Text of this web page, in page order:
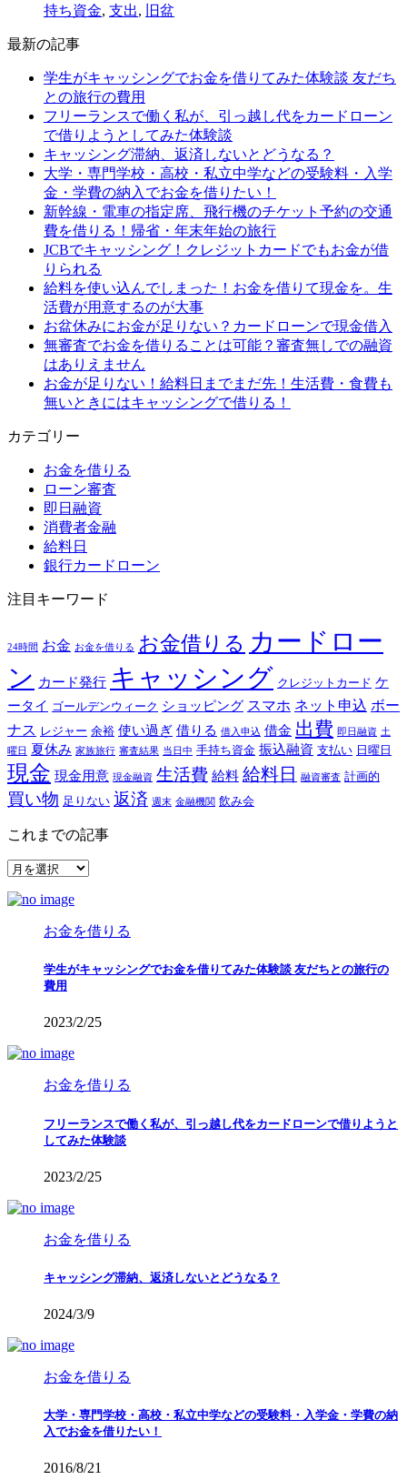
持ち資金, 支出, 旧盆
最新の記事
学生がキャッシングでお金を借りてみた体験談 友だち
との旅行の費用
フリーランスで働く私が、引っ越し代をカードローン
で借りようとしてみた体験談
キャッシング滞納、返済しないとどうなる？
大学・専門学校・高校・私立中学などの受験料・入学
金・学費の納入でお金を借りたい！
新幹線・電車の指定席、飛行機のチケット予約の交通
費を借りる！帰省・年末年始の旅行
JCBでキャッシング！クレジットカードでもお金が借
りられる
給料を使い込んでしまった！お金を借りて現金を。生
活費が用意するのが大事
お盆休みにお金が足りない？カードローンで現金借入
無審査でお金を借りることは可能？審査無しでの融資
はありえません
お金が足りない！給料日までまだ先！生活費・食費も
無いときにはキャッシングで借りる！
カテゴリー
お金を借りる
ローン審査
即日融資
消費者金融
給料日
銀行カードローン
注目キーワード
24時間 お金 お金を借りる お金借りる カードロー
ン カード発行 キャッシング クレジットカード ケ
ータイ ゴールデンウィーク ショッピング スマホ ネット申込 ボー
ナス レジャー 余裕 使い過ぎ 借りる 借入申込 借金 出費 即日融資 土
曜日
夏休み 家族旅行 審査結果 当日中 手持ち資金 振込融資 支払い 日曜日
現金 現金用意 現金融資 生活費 給料 給料日 融資審査 計画的
買い物 足りない 返済 週末 金融機関 飲み会
これまでの記事
こ
ま
お金を借りる
学生がキャッシングでお金を借りてみた体験談 友だちとの旅行の
費用
2023/2/25
お金を借りる
フリーランスで働く私が、引っ越し代をカードローンで借りようと
してみた体験談
2023/2/25
お金を借りる
キャッシング滞納、返済しないとどうなる？
2024/3/9
お金を借りる
大学・専門学校・高校・私立中学などの受験料・入学金・学費の納
入でお金を借りたい！
2016/8/21